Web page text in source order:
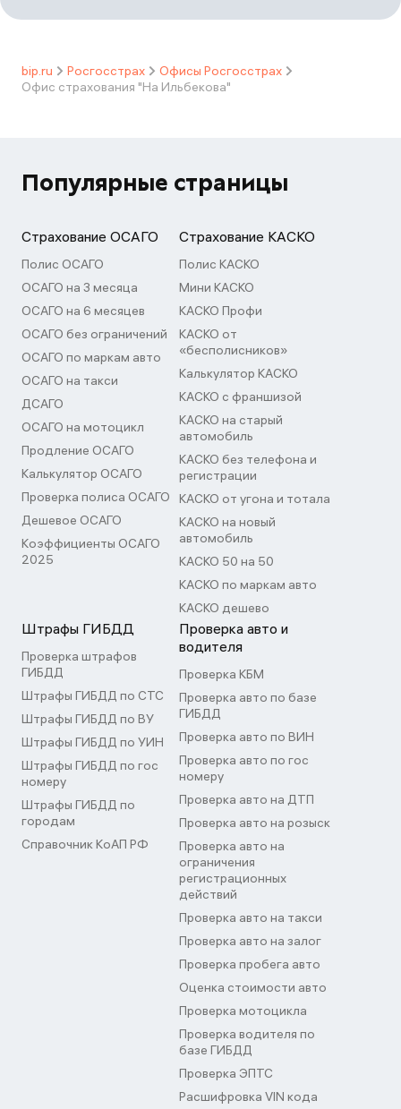
bip.ru Росгосстрах
Офисы Росгосстрах
Офис страхования "На Ильбекова"
Популярные страницы
Страхование ОСАГО
Полис ОСАГО
ОСАГО на 3 месяца
ОСАГО на 6 месяцев
ОСАГО без ограничений
ОСАГО по маркам авто
ОСАГО на такси
ДСАГО
ОСАГО на мотоцикл
Продление ОСАГО
Калькулятор ОСАГО
Проверка полиса ОСАГО
Дешевое ОСАГО
Коэффициенты ОСАГО
2025
Страхование КАСКО
Полис КАСКО
Мини КАСКО
КАСКО Профи
КАСКО от
«бесполисников»
Калькулятор КАСКО
КАСКО с франшизой
КАСКО на старый
автомобиль
КАСКО без телефона и
регистрации
КАСКО от угона и тотала
КАСКО на новый
автомобиль
КАСКО 50 на 50
КАСКО по маркам авто
КАСКО дешево
Штрафы ГИБДД
Проверка штрафов
ГИБДД
Штрафы ГИБДД по СТС
Штрафы ГИБДД по ВУ
Штрафы ГИБДД по УИН
Штрафы ГИБДД по гос
номеру
Штрафы ГИБДД по
городам
Справочник КоАП РФ
Проверка авто и
водителя
Проверка КБМ
Проверка авто по базе
ГИБДД
Проверка авто по ВИН
Проверка авто по гос
номеру
Проверка авто на ДТП
Проверка авто на розыск
Проверка авто на
ограничения
регистрационных
действий
Проверка авто на такси
Проверка авто на залог
Проверка пробега авто
Оценка стоимости авто
Проверка мотоцикла
Проверка водителя по
базе ГИБДД
Проверка ЭПТС
Расшифровка VIN кода